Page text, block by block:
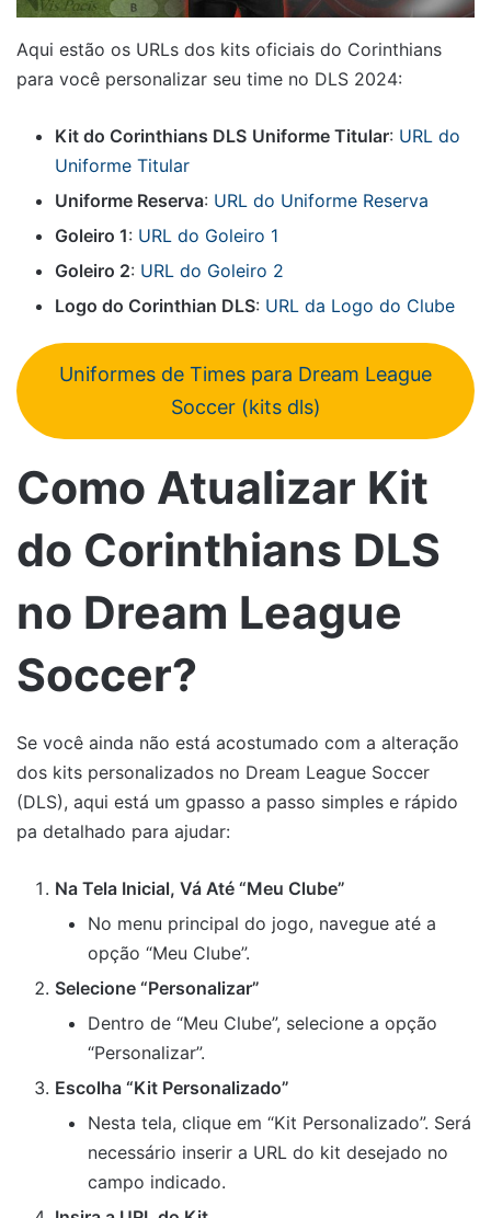
Aqui estão os URLs dos kits oficiais do Corinthians
para você personalizar seu time no DLS 2024:
Kit do Corinthians DLS Uniforme Titular: URL do
Uniforme Titular
Uniforme Reserva: URL do Uniforme Reserva
Goleiro 1: URL do Goleiro 1
Goleiro 2: URL do Goleiro 2
Logo do Corinthian DLS: URL da Logo do Clube
Uniformes de Times para Dream League
Soccer (kits dls)
Como Atualizar Kit
do Corinthians DLS
no Dream League
Soccer?
Se você ainda não está acostumado com a alteração
dos kits personalizados no Dream League Soccer
(DLS), aqui está um gpasso a passo simples e rápido
pa detalhado para ajudar:
Na Tela Inicial, Vá Até “Meu Clube”
No menu principal do jogo, navegue até a
opção “Meu Clube”.
Selecione “Personalizar”
Dentro de “Meu Clube”, selecione a opção
“Personalizar”.
Escolha “Kit Personalizado”
Nesta tela, clique em “Kit Personalizado”. Será
necessário inserir a URL do kit desejado no
campo indicado.